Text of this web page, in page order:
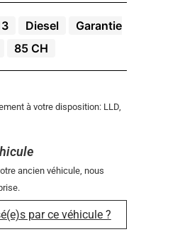
Diesel
Garantie
85 CH
à votre disposition: LLD,
ancien véhicule, nous
par ce véhicule ?